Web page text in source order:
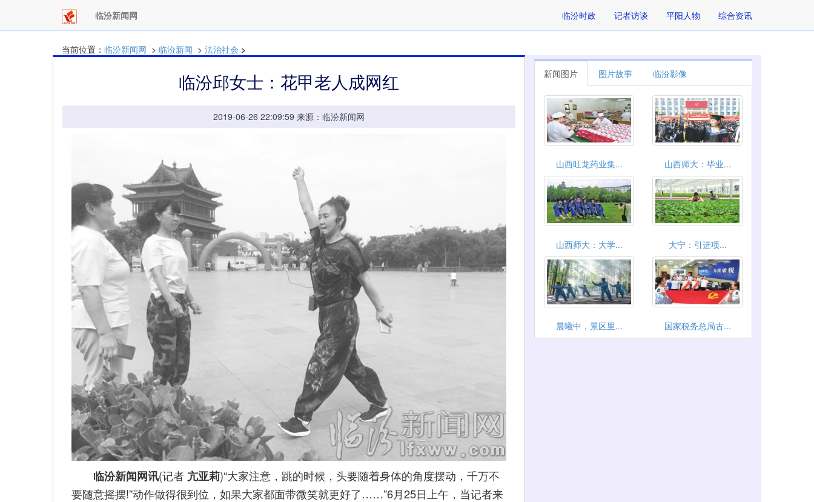
临汾新闻网 临汾时政 记者访谈 平阳人物 综合资讯
当前位置： 临汾新闻网 > 临汾新闻 > 法治社会 >
临汾邱女士：花甲老人成网红
2019-06-26 22:09:59 来源：临汾新闻网
临汾新闻网讯(记者 亢亚莉)“大家注意，跳的时候，头要随着身体的角度摆动，千万不
要随意摇摆!”动作做得很到位，如果大家都面带微笑就更好了……”6月25日上午，当记者来
新闻图片 图片故事 临汾影像
山西旺龙药业集... 山西师大：毕业...
山西师大：大学... 大宁：引进项...
晨曦中，景区里... 国家税务总局古...